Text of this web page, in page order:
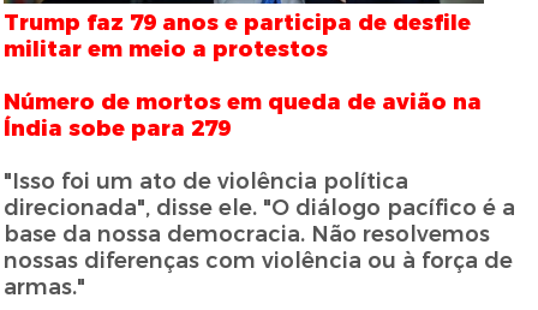
Trump faz 79 anos e participa de desfile
militar em meio a protestos
Número de mortos em queda de avião na
Índia sobe para 279
"Isso foi um ato de violência política
direcionada", disse ele. "O diálogo pacífico é a
base da nossa democracia. Não resolvemos
nossas diferenças com violência ou à força de
armas."